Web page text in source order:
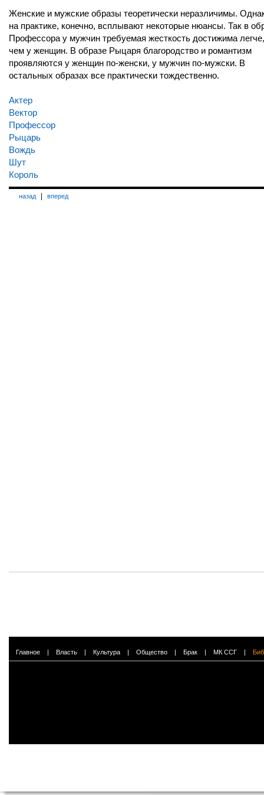
Женские и мужские образы теоретически неразличимы.
на практике, конечно, всплывают некоторые нюансы. Так в
Профессора у мужчин требуемая жесткость достижима легче,
чем у женщин. В образе Рыцаря благородство и романтизм
проявляются у женщин по-женски, у мужчин по-мужски. В
остальных образах все практически тождественно.
Актер
Вектор
Профессор
Рыцарь
Вождь
Шут
Король
назад вперед
Главное | Власть | Культура | Общество | Брак | МК ССГ |